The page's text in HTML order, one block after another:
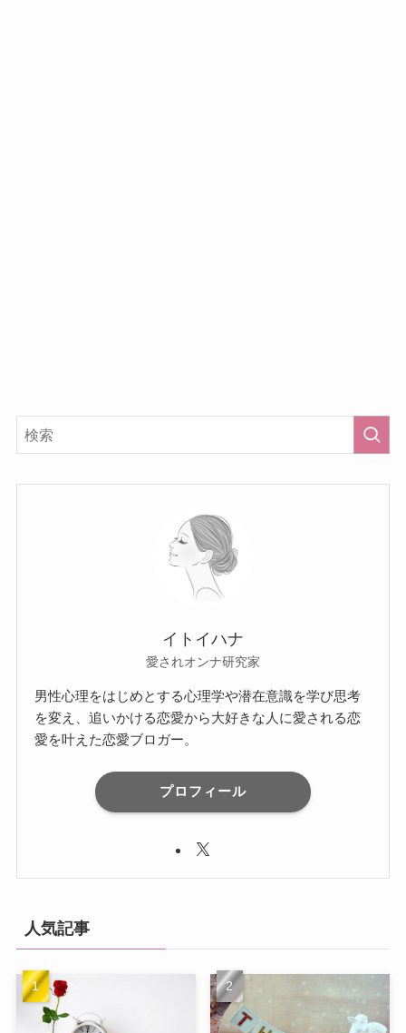
イトイハナ
愛されオンナ研究家
男性心理をはじめとする心理学や潜在意識を学び思考
を変え、追いかける恋愛から大好きな人に愛される恋
愛を叶えた恋愛ブロガー。
プロフィール
人気記事